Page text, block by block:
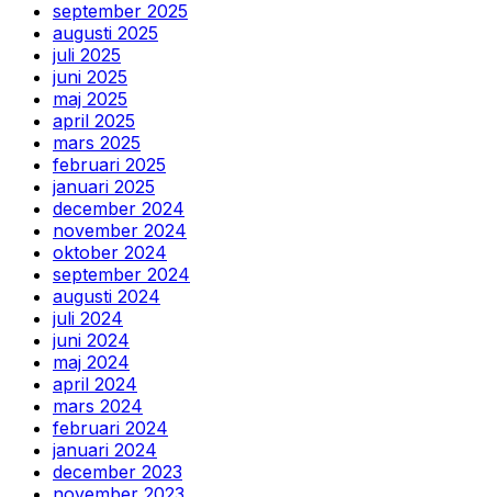
september 2025
augusti 2025
juli 2025
juni 2025
maj 2025
april 2025
mars 2025
februari 2025
januari 2025
december 2024
november 2024
oktober 2024
september 2024
augusti 2024
juli 2024
juni 2024
maj 2024
april 2024
mars 2024
februari 2024
januari 2024
december 2023